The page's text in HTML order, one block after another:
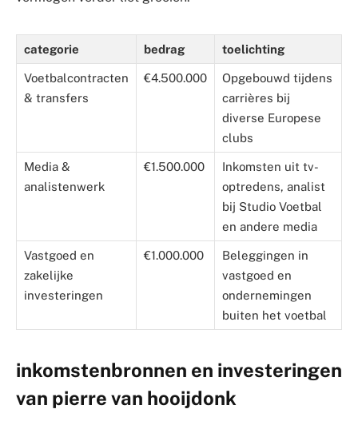
categorie bedrag toelichting
Voetbalcontracten
& transfers
€4.500.000
Opgebouwd tijdens
carrières bij
diverse Europese
clubs
Media &
analistenwerk
€1.500.000
Inkomsten uit tv-
optredens, analist
bij Studio Voetbal
en andere media
Vastgoed en
zakelijke
investeringen
€1.000.000
Beleggingen in
vastgoed en
ondernemingen
buiten het voetbal
inkomstenbronnen en investeringen
van pierre van hooijdonk